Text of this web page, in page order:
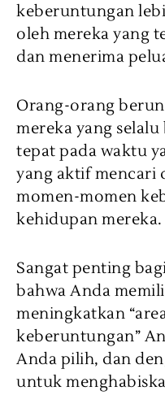
keberuntungan
oleh mereka yang
dan menerima
Orang-orang
mereka yang
tepat pada waktu
yang aktif mencari
momen-momen
kehidupan mereka.
Sangat penting
bahwa Anda
meningkatkan
keberuntungan”
Anda pilih, dan
untuk